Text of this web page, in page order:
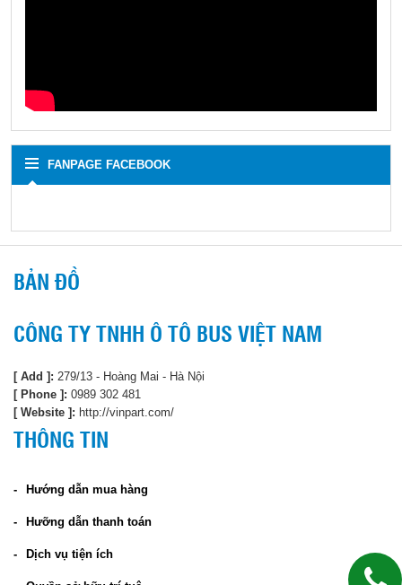
FANPAGE FACEBOOK
BẢN ĐỒ
CÔNG TY TNHH Ô TÔ BUS VIỆT NAM
[ Add ]: 279/13 - Hoàng Mai - Hà Nội
[ Phone ]: 0989 302 481
[ Website ]: http://vinpart.com/
THÔNG TIN
Hướng dẫn mua hàng
Hưỡng dẫn thanh toán
Dịch vụ tiện ích